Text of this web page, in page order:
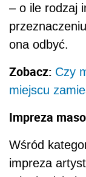
– o ile rodzaj
ona odbyć.
Zobacz: Czy
miejscu
Impreza
Wśród
impreza